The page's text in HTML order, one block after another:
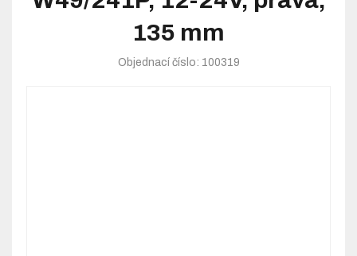
135 mm
Objednací číslo: 100319